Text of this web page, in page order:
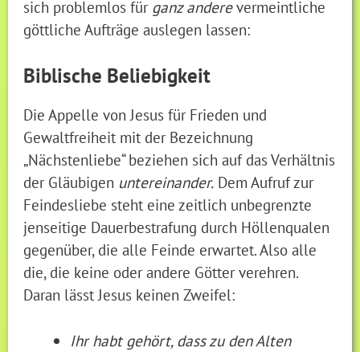
sich problemlos für ganz anderevermeintliche
göttliche Aufträge auslegen lassen:
Biblische Beliebigkeit
Die Appelle von Jesus für Frieden und
Gewaltfreiheit mit der Bezeichnung
„Nächstenliebe“ beziehen sich auf das Verhältnis
der Gläubigen untereinander. Dem Aufruf zur
Feindesliebe steht eine zeitlich unbegrenzte
jenseitige Dauerbestrafung durch Höllenqualen
gegenüber, die alle Feinde erwartet. Also alle
die, die keine oder andere Götter verehren.
Daran lässt Jesus keinen Zweifel:
Ihr habt gehört, dass zu den Alten